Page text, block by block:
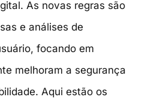
As novas regras são
e análises de
focando em
melhoram a segurança
Aqui estão os